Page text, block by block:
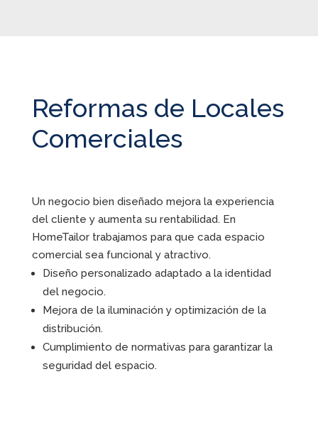
Reformas de Locales
Comerciales
Un negocio bien diseñado mejora la experiencia
del cliente y aumenta su rentabilidad. En
HomeTailor trabajamos para que cada espacio
comercial sea funcional y atractivo.
Diseño personalizado adaptado a la identidad
del negocio.
Mejora de la iluminación y optimización de la
distribución.
Cumplimiento de normativas para garantizar la
seguridad del espacio.